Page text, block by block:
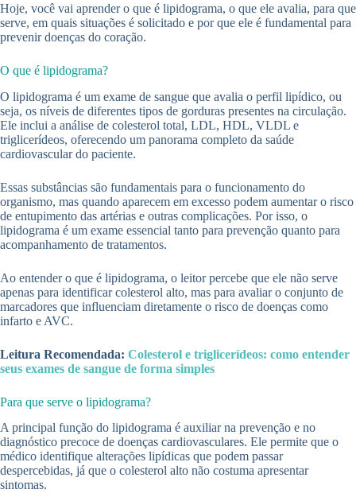
Hoje, você vai aprender o que é lipidograma, o que ele avalia, para que
serve, em quais situações é solicitado e por que ele é fundamental para
prevenir doenças do coração.
O que é lipidograma?
O lipidograma é um exame de sangue que avalia o perfil lipídico, ou
seja, os níveis de diferentes tipos de gorduras presentes na circulação.
Ele inclui a análise de colesterol total, LDL, HDL, VLDL e
triglicerídeos, oferecendo um panorama completo da saúde
cardiovascular do paciente.
Essas substâncias são fundamentais para o funcionamento do
organismo, mas quando aparecem em excesso podem aumentar o risco
de entupimento das artérias e outras complicações. Por isso, o
lipidograma é um exame essencial tanto para prevenção quanto para
acompanhamento de tratamentos.
Ao entender o que é lipidograma, o leitor percebe que ele não serve
apenas para identificar colesterol alto, mas para avaliar o conjunto de
marcadores que influenciam diretamente o risco de doenças como
infarto e AVC.
Leitura Recomendada: Colesterol e triglicerídeos: como entender
seus exames de sangue de forma simples
Para que serve o lipidograma?
A principal função do lipidograma é auxiliar na prevenção e no
diagnóstico precoce de doenças cardiovasculares. Ele permite que o
médico identifique alterações lipídicas que podem passar
despercebidas, já que o colesterol alto não costuma apresentar
sintomas.